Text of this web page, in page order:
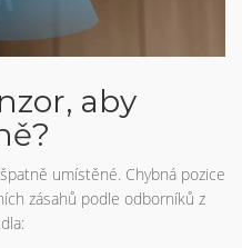
aby
umístěné. Chybná pozice
zásahů podle odborníků z